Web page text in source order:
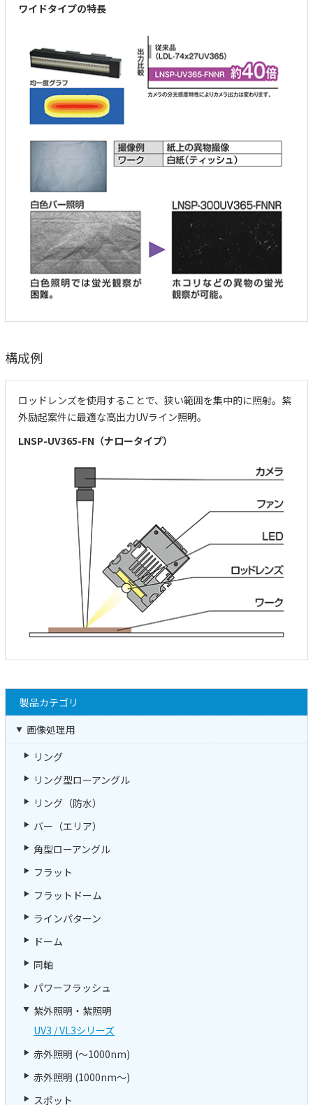
ワイドタイプの特長
構成例
ロッドレンズを使用することで、狭い範囲を集中的に照射。紫
外励起案件に最適な高出力UVライン照明。
LNSP-UV365-FN（ナロータイプ）
製品カテゴリ
画像処理用
リング
リング型ローアングル
リング（防水）
バー（エリア）
角型ローアングル
フラット
フラットドーム
ラインパターン
ドーム
同軸
パワーフラッシュ
紫外照明・紫照明
UV3 / VL3シリーズ
赤外照明 (～1000nm)
赤外照明 (1000nm～)
スポット